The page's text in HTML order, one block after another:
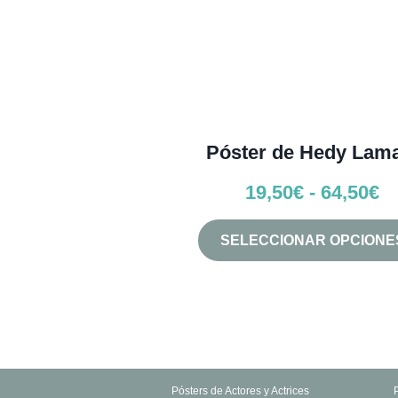
Póster de Hedy
19,50€ - 64,50€
SELECCIONAR
Pósters de Actores y Actrices